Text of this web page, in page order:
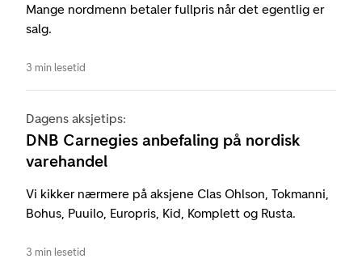
Mange nordmenn betaler fullpris når det egentlig er
salg.
3 min lesetid
Dagens aksjetips:
DNB Carnegies anbefaling på nordisk
varehandel
Vi kikker nærmere på aksjene Clas Ohlson, Tokmanni,
Bohus, Puuilo, Europris, Kid, Komplett og Rusta.
3 min lesetid